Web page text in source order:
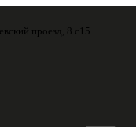
проезд, 8 с15